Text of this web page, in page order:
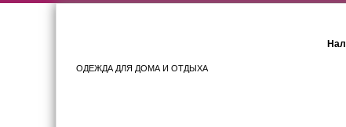
ОДЕЖДА ДЛЯ ДОМА И ОТДЫХА